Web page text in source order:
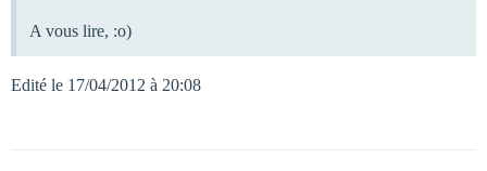
A vous lire, :o)
Edité le 17/04/2012 à 20:08